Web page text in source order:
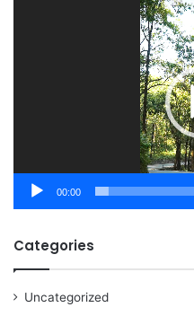
00:00
Categories
Uncategorized